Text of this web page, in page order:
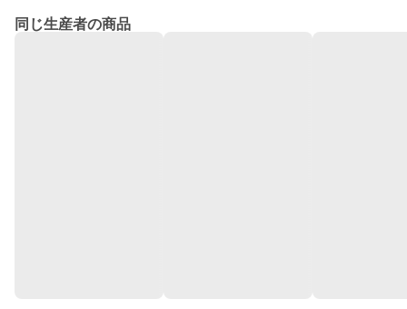
同じ生産者の商品